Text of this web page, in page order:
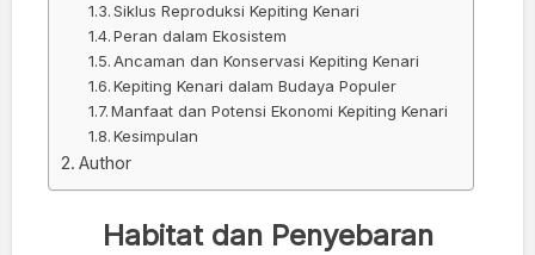
Siklus Reproduksi Kepiting Kenari
Peran dalam Ekosistem
Ancaman dan Konservasi Kepiting Kenari
Kepiting Kenari dalam Budaya Populer
Manfaat dan Potensi Ekonomi Kepiting Kenari
Kesimpulan
Author
Habitat dan Penyebaran